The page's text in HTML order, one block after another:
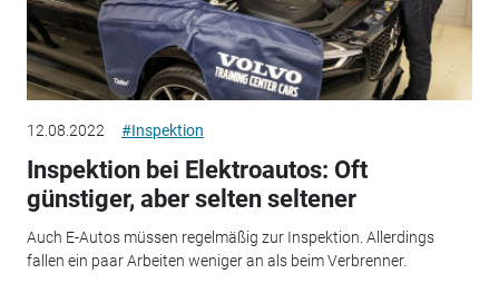
12.08.2022 #Inspektion
Inspektion bei Elektroautos: Oft
günstiger, aber selten seltener
Auch E-Autos müssen regelmäßig zur Inspektion. Allerdings
fallen ein paar Arbeiten weniger an als beim Verbrenner.